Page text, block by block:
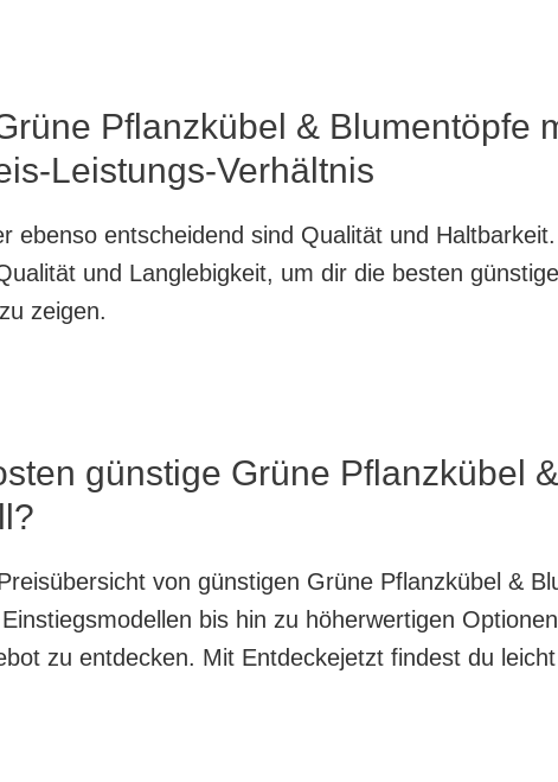
Pflanzkübel & Blumentöpfe
Leistungs-Verhältnis
ebenso entscheidend sind Qualität und
und Langlebigkeit, um dir die besten
zeigen.
günstige Grüne Pflanzkübel
von günstigen Grüne Pflanzkübel &
bis hin zu höherwertigen
zu entdecken. Mit Entdeckejetzt findest du